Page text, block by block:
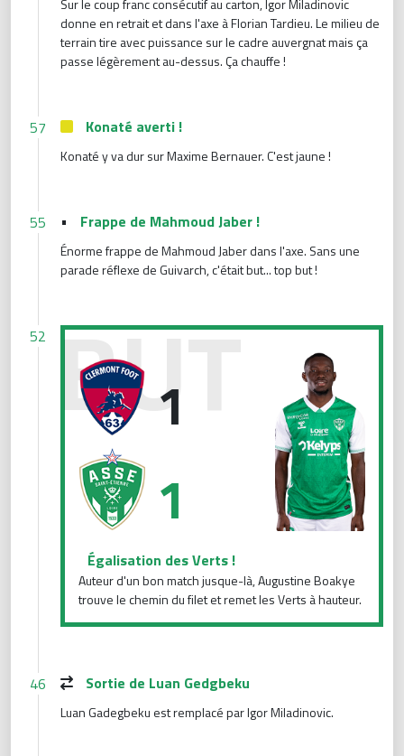
Sur le coup franc consécutif au carton, Igor Miladinovic
donne en retrait et dans l'axe à Florian Tardieu. Le milieu de
terrain tire avec puissance sur le cadre auvergnat mais ça
passe légèrement au-dessus. Ça chauffe !
57 Konaté averti !
Konaté y va dur sur Maxime Bernauer. C'est jaune !
55 • Frappe de Mahmoud Jaber !
Énorme frappe de Mahmoud Jaber dans l'axe. Sans une
parade réflexe de Guivarch, c'était but... top but !
52 Égalisation des Verts !
1
1
Égalisation des Verts !
Auteur d'un bon match jusque-là, Augustine Boakye
trouve le chemin du filet et remet les Verts à hauteur.
46 Sortie de Luan Gedgbeku
Luan Gadegbeku est remplacé par Igor Miladinovic.